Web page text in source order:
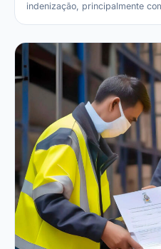
indenização, principalmente